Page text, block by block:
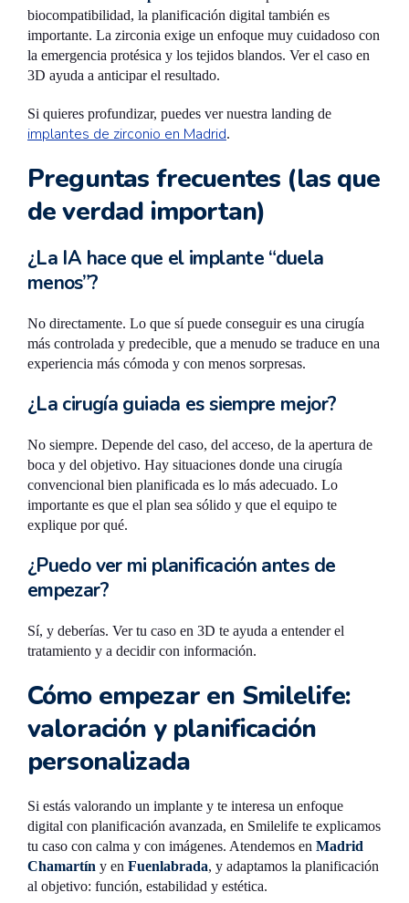
biocompatibilidad, la planificación digital también es
importante. La zirconia exige un enfoque muy cuidadoso con
la emergencia protésica y los tejidos blandos. Ver el caso en
3D ayuda a anticipar el resultado.
Si quieres profundizar, puedes ver nuestra landing de
implantes de zirconio en Madrid.
Preguntas frecuentes (las que
de verdad importan)
¿La IA hace que el implante “duela
menos”?
No directamente. Lo que sí puede conseguir es una cirugía
más controlada y predecible, que a menudo se traduce en una
experiencia más cómoda y con menos sorpresas.
¿La cirugía guiada es siempre mejor?
No siempre. Depende del caso, del acceso, de la apertura de
boca y del objetivo. Hay situaciones donde una cirugía
convencional bien planificada es lo más adecuado. Lo
importante es que el plan sea sólido y que el equipo te
explique por qué.
¿Puedo ver mi planificación antes de
empezar?
Sí, y deberías. Ver tu caso en 3D te ayuda a entender el
tratamiento y a decidir con información.
Cómo empezar en Smilelife:
valoración y planificación
personalizada
Si estás valorando un implante y te interesa un enfoque
digital con planificación avanzada, en Smilelife te explicamos
tu caso con calma y con imágenes. Atendemos en Madrid
Chamartín y en Fuenlabrada, y adaptamos la planificación
al objetivo: función, estabilidad y estética.